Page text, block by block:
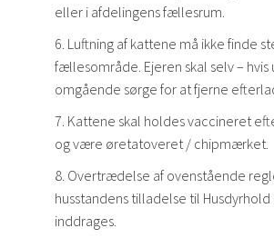
eller i afdelingens fællesrum.
6. Luftning af kattene må ikke finde
fællesområde. Ejeren skal selv –
omgående sørge for at fjerne
7. Kattene skal holdes vaccineret
og være øretatoveret / chipmærket.
8. Overtrædelse af ovenstående
husstandens tilladelse til
inddrages.